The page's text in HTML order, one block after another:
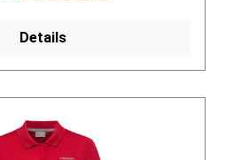
Details